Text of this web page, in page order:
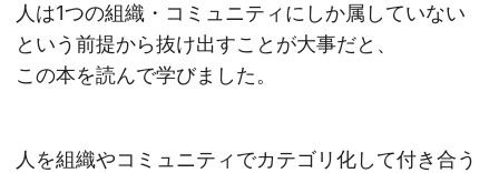
人は1つの組織・コミュニティにしか属していない
という前提から抜け出すことが大事だと、
この本を読んで学びました。
人を組織やコミュニティでカテゴリ化して付き合う